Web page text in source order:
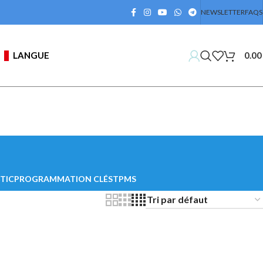
NEWSLETTERFAQS
LANGUE 0.00
PROGRAMMATION CLÉSTPMS